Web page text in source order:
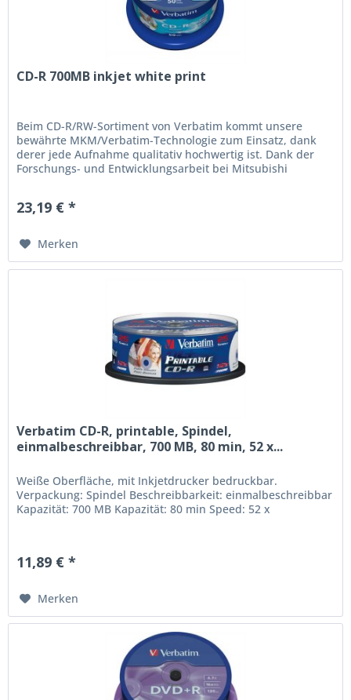
CD-R 700MB inkjet white print
Beim CD-R/RW-Sortiment von Verbatim kommt unsere
bewährte MKM/Verbatim-Technologie zum Einsatz, dank
derer jede Aufnahme qualitativ hochwertig ist. Dank der
Forschungs- und Entwicklungsarbeit bei Mitsubishi
23,19 € *
Merken
Verbatim CD-R, printable, Spindel,
einmalbeschreibbar, 700 MB, 80 min, 52 x...
Weiße Oberfläche, mit Inkjetdrucker bedruckbar.
Verpackung: Spindel Beschreibbarkeit: einmalbeschreibbar
Kapazität: 700 MB Kapazität: 80 min Speed: 52 x
11,89 € *
Merken